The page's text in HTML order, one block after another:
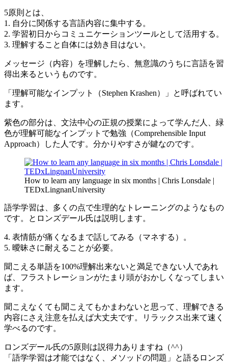
5原則とは、
1. 自分に関係する言語内容に集中する。
2. 学習初日からコミュニケーションツールとして活用する。
3. 理解すること自体には効き目はない。
メッセージ（内容）を理解したら、無意識のうちに言語を習
得出来るというものです。
「理解可能なインプット（Stephen Krashen）」と呼ばれてい
ます。
紫色の部分は、文法中心の正規の授業によって学んだ人、緑
色が理解可能なインプットで勉強（Comprehensible Input
Approach）した人です。分かりやすさが鍵なのです。
How to learn any language in six months | Chris Lonsdale |
TEDxLingnanUniversity
語学学習は、多くの点で生理的なトレーニングのようなもの
です。とロンズデール氏は説明します。
4. 表情筋が痛くなるまで話してみる（マネする）。
5. 曖昧さに耐えることが必要。
聞こえる単語を100%理解出来ないと満足できない人であれ
ば、フラストレーションがたまり頭がおかしくなってしまい
ます。
聞こえなくても聞こえてもかまわないと思って、理解できる
内容にさえ注意を払えば大丈夫です。リラックス出来て速く
学べるのです。
ロンズデール氏の5原則は説得力ありますね（^^）
「語学学習は才能ではなく、メソッドの問題」と語るロンズ